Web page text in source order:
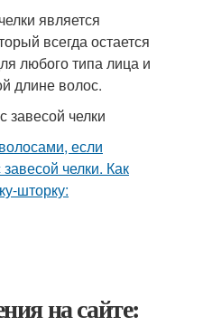
является
всегда остается
любого типа лица и
длине волос.
завесой челки
на сайте: